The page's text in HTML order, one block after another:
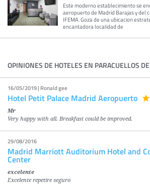
Este moderno establecimiento se
aeropuerto de Madrid Barajas y del
IFEMA. Goza de una ubicacion
encantadora localidad de
OPINIONES DE HOTELES EN PARACUELLOS
16/05/2019 | Ronald gee
Hotel Petit Palace Madrid Aeropuerto
Mr
Very happy with all. Breakfast could be improved.
29/08/2016
Madrid Marriott Auditorium Hotel and
Center
excelente
Excelente repetire seguro